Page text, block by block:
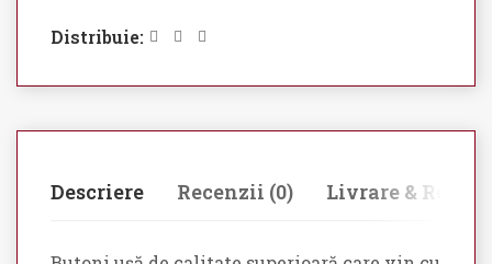
Distribuie:
Descriere Recenzii (0) Livrare & Retur